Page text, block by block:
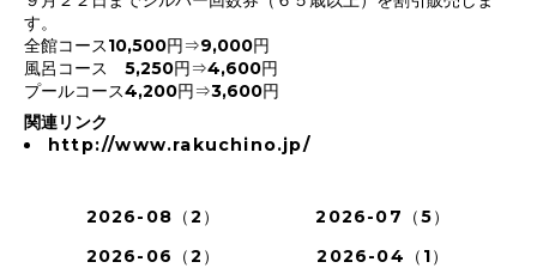
す。
全館コース10,500円⇒9,000円
風呂コース 5,250円⇒4,600円
プールコース4,200円⇒3,600円
関連リンク
http://www.rakuchino.jp/
2026-08（2）
2026-07（5）
2026-06（2）
2026-04（1）